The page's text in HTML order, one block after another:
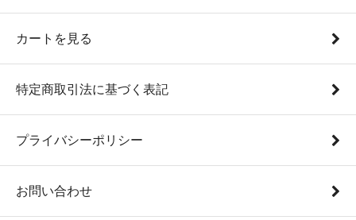
カートを見る
特定商取引法に基づく表記
プライバシーポリシー
お問い合わせ